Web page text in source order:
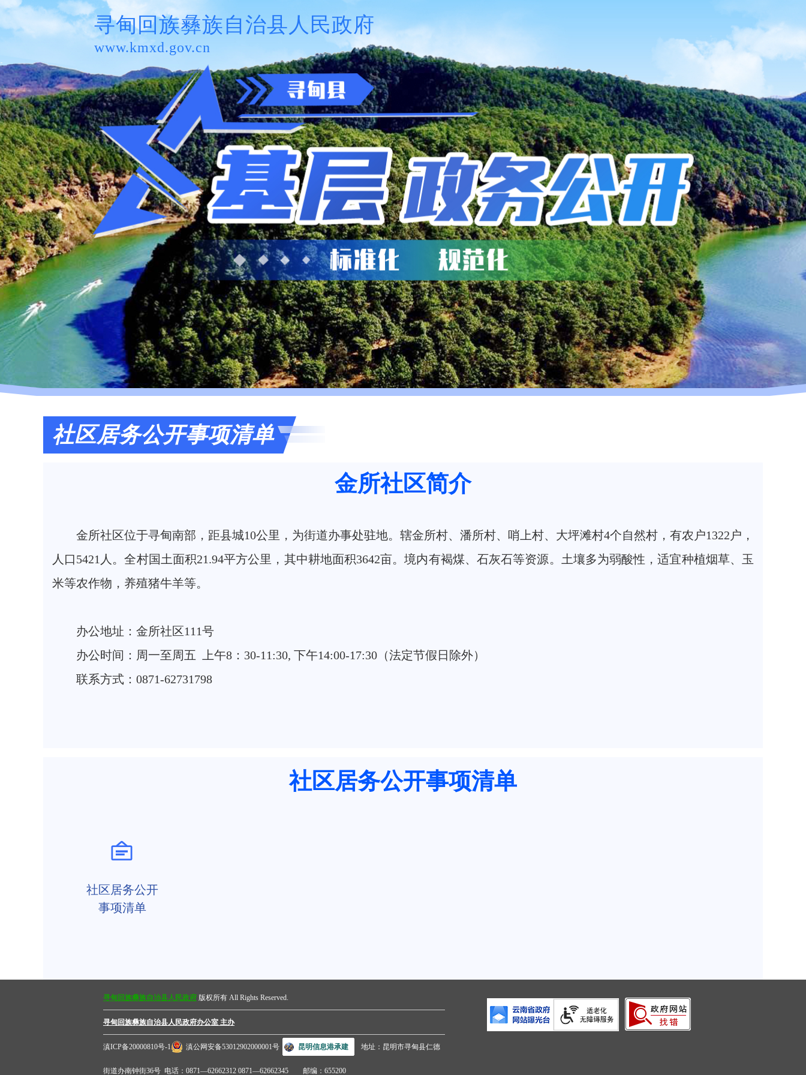
寻甸回族彝族自治县人民政府
www.kmxd.gov.cn
社区居务公开事项清单
金所社区简介
金所社区位于寻甸南部，距县城10公里，为街道办事处驻地。辖金所村、潘所村、哨上村、大坪滩村4个自然村，有农户1322户，
人口5421人。全村国土面积21.94平方公里，其中耕地面积3642亩。境内有褐煤、石灰石等资源。土壤多为弱酸性，适宜种植烟草、玉
米等农作物，养殖猪牛羊等。
办公地址：金所社区111号
办公时间：周一至周五 上午8：30-11:30, 下午14:00-17:30（法定节假日除外）
联系方式：0871-62731798
社区居务公开事项清单
社区居务公开
事项清单
寻甸回族彝族自治县人民政府 版权所有 All Rights Reserved.
寻甸回族彝族自治县人民政府办公室 主办
滇ICP备20000810号-1 滇公网安备53012902000001号 昆明信息港承建 地址：昆明市寻甸县仁德
街道办南钟街36号 电话：0871—62662312 0871—62662345 邮编：655200